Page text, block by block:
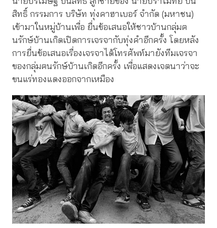
สิทธิ์ กรรมการ บริษัท ทุ่งคาฮาเบอร์ จำกัด (มหาชน)
เข้ามาในหมู่บ้านเพื่อ ยื่นข้อเสนอให้ชาวบ้านกลุ่มฅ
นรักษ์บ้านเกิดเปิดการเจรจากับทุ่งคำอีกครั้ง โดยหลัง
การยื่นข้อเสนอเรื่องเจรจาได้โทรศัพท์มายังทีมเจรจา
ของกลุ่มฅนรักษ์บ้านเกิดอีกครั้ง เพื่อแสดงเจตนาว่าจะ
ขนแร่ทองแดงออกจากเหมือง